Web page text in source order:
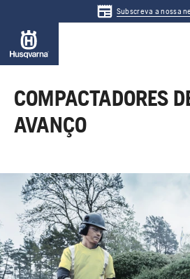
Subscreva a nossa
COMPACTADORES
AVANÇO